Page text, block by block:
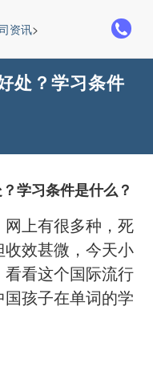
资讯>
处？学习条件
学习条件是什么？
上有很多种，死
效甚微，今天小
看这个国际流行
孩子在单词的学